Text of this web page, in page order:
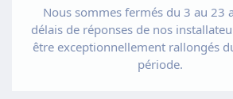
Nous sommes fermés du 3 au 23
délais de réponses de nos
être exceptionnellement rallongés
période.